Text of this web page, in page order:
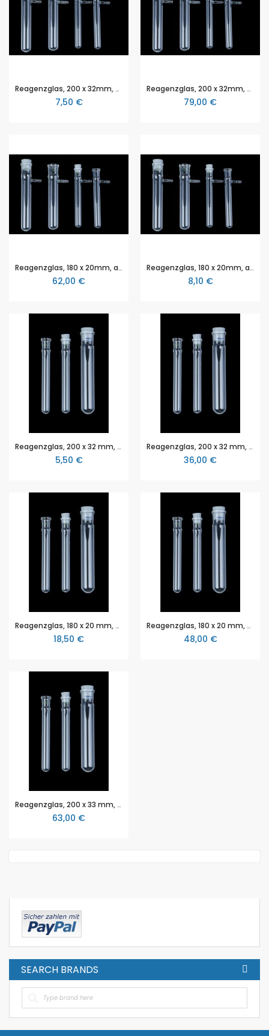
Reagenzglas, 200 x 32mm, mit Stopfenbett SB 29, seitliches Ansatzrohr
7,50 €
Reagenzglas, 200 x 32mm, aus Quarzglas, mit Stopfenbett SB 29, seitliches Ansatzrohr
79,00 €
Reagenzglas, 180 x 20mm, aus Quarzglas, mit Stopfenbett SB 19, seitliches Ansatzrohr
62,00 €
Reagenzglas, 180 x 20mm, aus DURAN, mit Stopfenbett SB 19, seitliches Ansatzrohr
8,10 €
Reagenzglas, 200 x 32 mm, aus DURAN, mit Stopfenbett SB 29
5,50 €
Reagenzglas, 200 x 32 mm, aus SUPREMAX, mit Stopfenbett SB 29
36,00 €
Reagenzglas, 180 x 20 mm, aus SUPREMAX, mit Stopfenbett SB 19
18,50 €
Reagenzglas, 180 x 20 mm, aus Quarzglas, mit Stopfenbett SB 19
48,00 €
Reagenzglas, 200 x 33 mm, aus Quarzglas, mit Stopfenbett SB 29
63,00 €
SEARCH BRANDS